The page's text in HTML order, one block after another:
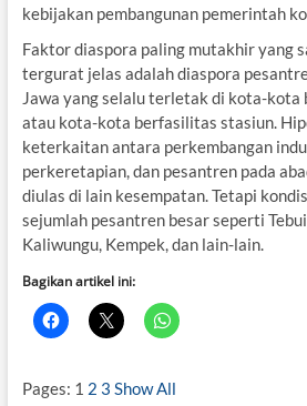
kebijakan pembangunan pemerintah
Faktor diaspora paling mutakhir yang
tergurat jelas adalah diaspora
Jawa yang selalu terletak di kota-kota
atau kota-kota berfasilitas stasiun.
keterkaitan antara perkembangan
perkeretapian, dan pesantren pada
diulas di lain kesempatan. Tetapi
sejumlah pesantren besar seperti
Kaliwungu, Kempek, dan lain-lain.
Bagikan artikel ini:
Pages: 1 2 3 Show All